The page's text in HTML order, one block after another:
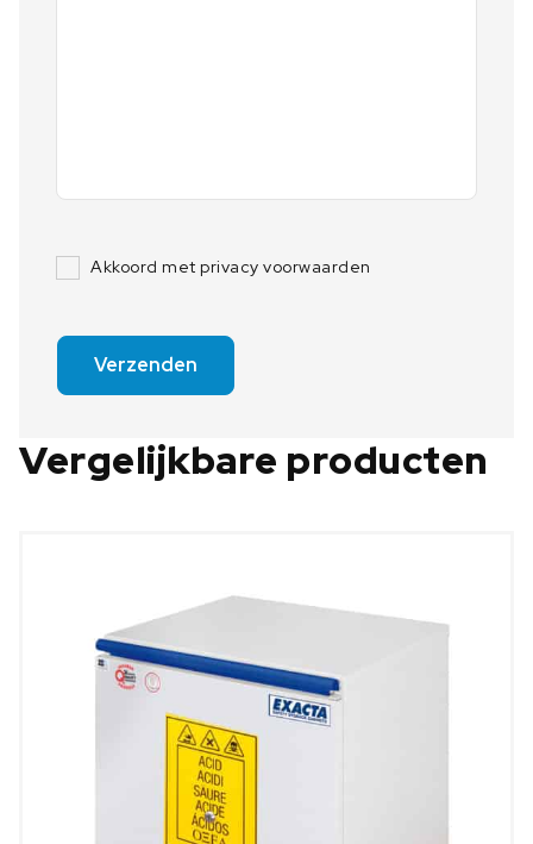
Akkoord met privacy voorwaarden
Verzenden
Vergelijkbare producten